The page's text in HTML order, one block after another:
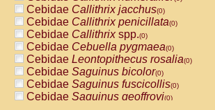
Cebidae Callithrix jacchus(0)
Cebidae Callithrix penicillata(0)
Cebidae Callithrixspp.(0)
Cebidae Cebuella pygmaea(0)
Cebidae Leontopithecus rosalia(0)
Cebidae Saguinus bicolor(0)
Cebidae Saguinus fuscicollis(0)
Cebidae Saguinus geoffroyi(0)